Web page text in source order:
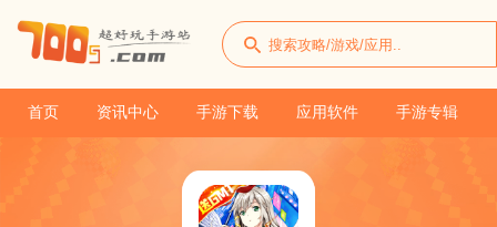
首页 资讯中心 手游下载 应用软件 手游专辑